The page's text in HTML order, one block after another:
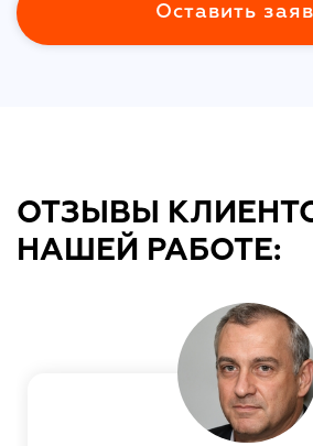
Оставить
ОТЗЫВЫ
НАШЕЙ РАБОТЕ: